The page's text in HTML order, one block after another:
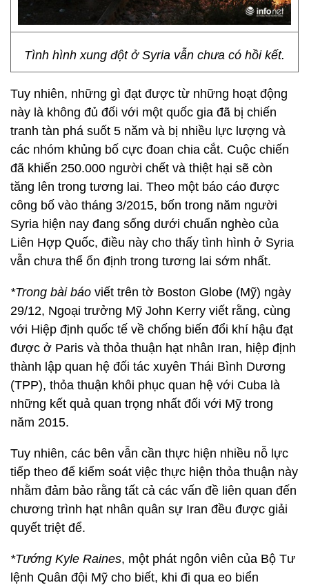
Tình hình xung đột ở Syria vẫn chưa có hồi kết.
Tuy nhiên, những gì đạt được từ những hoạt động
này là không đủ đối với một quốc gia đã bị chiến
tranh tàn phá suốt 5 năm và bị nhiều lực lượng và
các nhóm khủng bố cực đoan chia cắt. Cuộc chiến
đã khiến 250.000 người chết và thiệt hại sẽ còn
tăng lên trong tương lai. Theo một báo cáo được
công bố vào tháng 3/2015, bốn trong năm người
Syria hiện nay đang sống dưới chuẩn nghèo của
Liên Hợp Quốc, điều này cho thấy tình hình ở Syria
vẫn chưa thể ổn định trong tương lai sớm nhất.
*Trong bài báo viết trên tờ Boston Globe (Mỹ) ngày
29/12, Ngoại trưởng Mỹ John Kerry viết rằng, cùng
với Hiệp định quốc tế về chống biến đổi khí hậu đạt
được ở Paris và thỏa thuận hạt nhân Iran, hiệp định
thành lập quan hệ đối tác xuyên Thái Bình Dương
(TPP), thỏa thuận khôi phục quan hệ với Cuba là
những kết quả quan trọng nhất đối với Mỹ trong
năm 2015.
Tuy nhiên, các bên vẫn cần thực hiện nhiều nỗ lực
tiếp theo để kiểm soát việc thực hiện thỏa thuận này
nhằm đảm bảo rằng tất cả các vấn đề liên quan đến
chương trình hạt nhân quân sự Iran đều được giải
quyết triệt để.
*Tướng Kyle Raines, một phát ngôn viên của Bộ Tư
lệnh Quân đội Mỹ cho biết, khi đi qua eo biển